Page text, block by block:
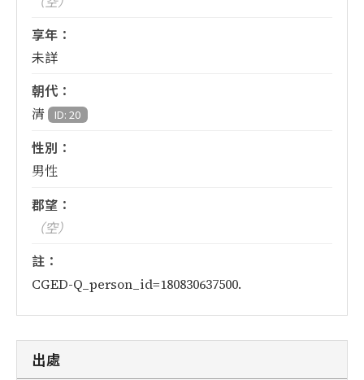
享年：
未詳
朝代：
清 ID: 20
性別：
男性
郡望：
（空）
註：
CGED-Q_person_id=180830637500.
出處